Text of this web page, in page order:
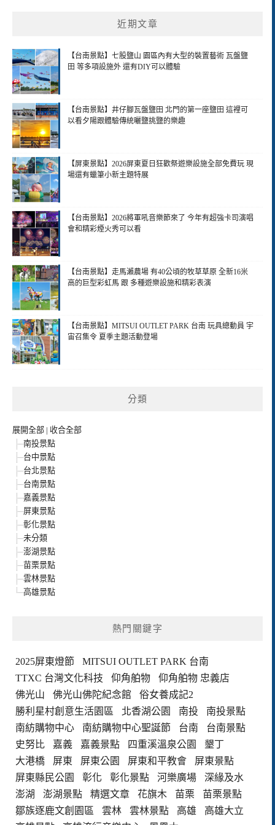
近期文章
【台南景點】七股鹽山 園區內有大型的裝置藝術 瓦盤鹽
田 等多項設施外 還有DIY可以體驗
【台南景點】井仔腳瓦盤鹽田 北門的第一座鹽田 這裡可
以看夕陽跟體驗傳統曬鹽挑鹽的樂趣
【屏東景點】2026屏東夏日狂歡祭遊樂設施全部免費玩 現
場還有蠟筆小新主題特展
【台南景點】2026將軍吼音樂節來了 今年有超強卡司演唱
會和精彩煙火秀可以看
【台南景點】走馬瀨農場 有40公頃的牧草草原 全新16米
高的巨型彩虹馬 跟 多種遊樂設施和精彩表演
【台南景點】MITSUI OUTLET PARK 台南 玩具總動員 宇
宙召集令 夏季主題活動登場
分類
展開全部 | 收合全部
南投景點
台中景點
台北景點
台南景點
嘉義景點
屏東景點
彰化景點
未分類
澎湖景點
苗栗景點
雲林景點
高雄景點
熱門關鍵字
2025屏東燈節
MITSUI OUTLET PARK 台南
TTXC 台灣文化科技
仰角舶物
仰角舶物 忠義店
佛光山
佛光山佛陀紀念館
俗女養成記2
勝利星村創意生活園區
北香湖公園 南投
南投景點
南紡購物中心
南紡購物中心聖誕節 台南
台南景點
史努比
嘉義 嘉義景點 四重溪溫泉公園
墾丁
大港橋
屏東 屏東公園 屏東和平教會
屏東景點
屏東縣民公園
彰化 彰化景點 河樂廣場
深緣及水
澎湖
澎湖景點 精選文章 花旗木 苗栗
苗栗景點
鄒族逐鹿文創園區
雲林 雲林景點 高雄
高雄大立